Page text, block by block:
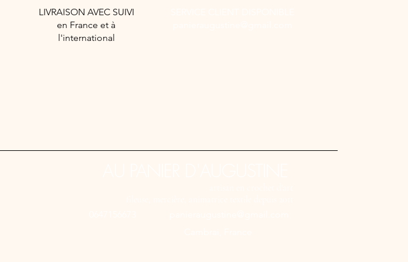
LIVRAISON AVEC SUIVI
en France et à
l'international